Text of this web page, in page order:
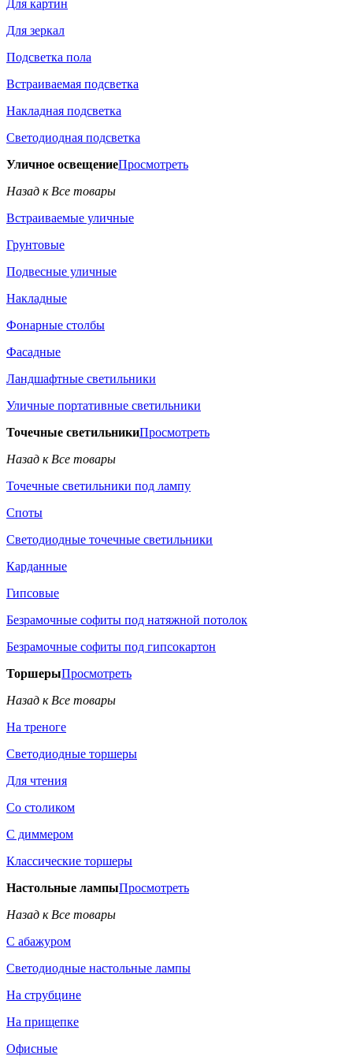
Для картин
Для зеркал
Подсветка пола
Встраиваемая подсветка
Накладная подсветка
Светодиодная подсветка
Уличное освещениеПросмотреть
Назад к Все товары
Встраиваемые уличные
Грунтовые
Подвесные уличные
Накладные
Фонарные столбы
Фасадные
Ландшафтные светильники
Уличные портативные светильники
Точечные светильникиПросмотреть
Назад к Все товары
Точечные светильники под лампу
Споты
Светодиодные точечные светильники
Карданные
Гипсовые
Безрамочные софиты под натяжной потолок
Безрамочные софиты под гипсокартон
ТоршерыПросмотреть
Назад к Все товары
На треноге
Светодиодные торшеры
Для чтения
Со столиком
С диммером
Классические торшеры
Настольные лампыПросмотреть
Назад к Все товары
С абажуром
Светодиодные настольные лампы
На струбцине
На прищепке
Офисные